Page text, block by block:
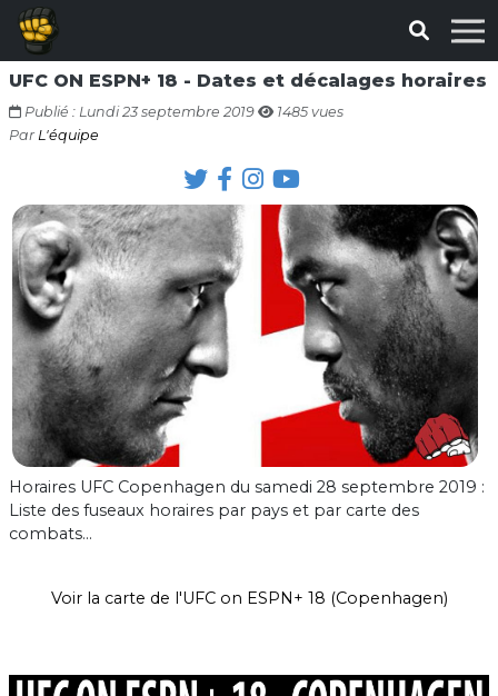
UFC ON ESPN+ 18 - Dates et décalages horaires
Publié : Lundi 23 septembre 2019
1485 vues
Par L'équipe
Horaires UFC Copenhagen du samedi 28 septembre 2019 :
Liste des fuseaux horaires par pays et par carte des
combats...
Voir la carte de l'UFC on ESPN+ 18 (Copenhagen)